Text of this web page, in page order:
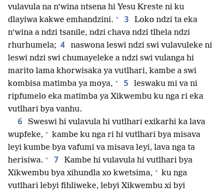
vulavula na n’wina ntsena hi Yesu Kreste ni ku
dlayiwa kakwe emhandzini. + 3
Loko ndzi ta eka
n’wina a ndzi tsanile, ndzi chava ndzi tlhela ndzi
rhurhumela; 4
naswona leswi ndzi swi vulavuleke ni
leswi ndzi swi chumayeleke a ndzi swi vulanga hi
marito lama khorwisaka ya vutlhari, kambe a swi
kombisa matimba ya moya, + 5
leswaku mi va ni
ripfumelo eka matimba ya Xikwembu ku nga ri eka
vutlhari bya vanhu.
6
Sweswi hi vulavula hi vutlhari exikarhi ka lava
wupfeke, + kambe ku nga ri hi vutlhari bya misava
leyi kumbe bya vafumi va misava leyi, lava nga ta
herisiwa. + 7
Kambe hi vulavula hi vutlhari bya
Xikwembu bya xihundla xo kwetsima, + ku nga
vutlhari lebyi fihliweke, lebyi Xikwembu xi byi